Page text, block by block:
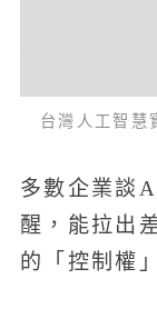
台灣人工智慧
多數企業談
醒，能拉出
的「控制權